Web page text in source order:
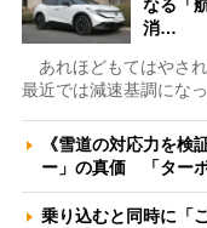
なる「
消…
あれほどもてはやされ
最近では減速基調にな
《雪道の対応力を検
ー」の真価 「ター
乗り込むと同時に「